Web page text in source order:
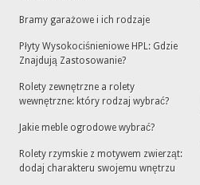
Bramy garażowe i ich rodzaje
Płyty Wysokociśnieniowe HPL: Gdzie
Znajdują Zastosowanie?
Rolety zewnętrzne a rolety
wewnętrzne: który rodzaj wybrać?
Jakie meble ogrodowe wybrać?
Rolety rzymskie z motywem zwierząt:
dodaj charakteru swojemu wnętrzu